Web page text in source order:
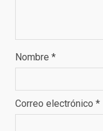
Nombre *
Correo electrónico *